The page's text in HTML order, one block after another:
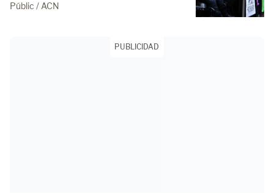
Públic / ACN
PUBLICIDAD